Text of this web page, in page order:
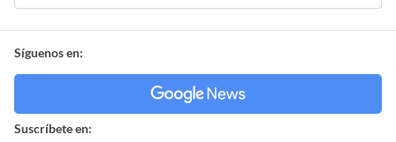
Síguenos en:
Suscríbete en: